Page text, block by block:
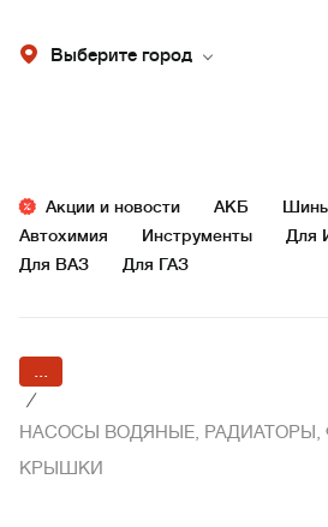
Выберите город
Акции и новости АКБ
Автохимия
Инструменты
Для
Для ВАЗ
Для ГАЗ
...
/
НАСОСЫ ВОДЯНЫЕ, РАДИАТОРЫ,
КРЫШКИ